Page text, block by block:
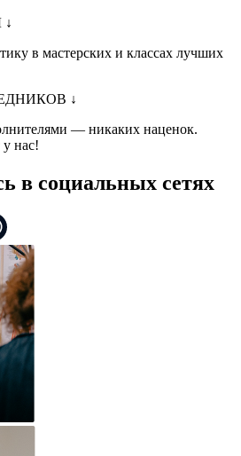
↓
в мастерских и классах лучших
↓
— никаких наценок.
нас!
в социальных сетях